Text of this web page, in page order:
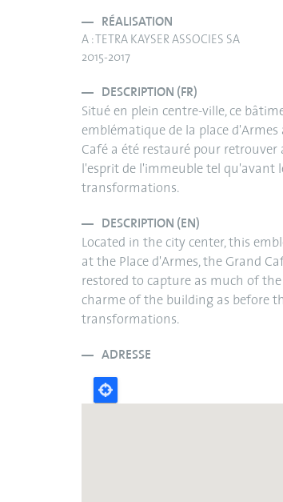
RÉALISATION
A : TETRA KAYSER ASSOCIES SA
2015-2017
DESCRIPTION (FR)
Situé en plein centre-ville, ce
emblématique de la place
Café a été restauré pour
l'esprit de l'immeuble tel qu'avant
transformations.
DESCRIPTION (EN)
Located in the city center, this
at the Place d'Armes, the Grand
restored to capture as much of
charme of the building as before
transformations.
ADRESSE